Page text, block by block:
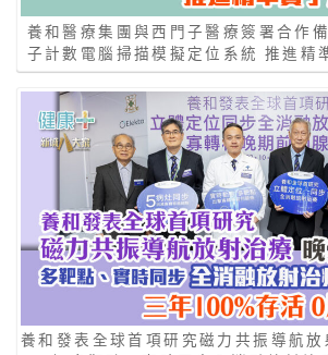
養和醫療集團與西門子醫療簽署合作
子計數電腦掃描模擬定位系統 推進精
養和發表全球首項研究磁力共振導航